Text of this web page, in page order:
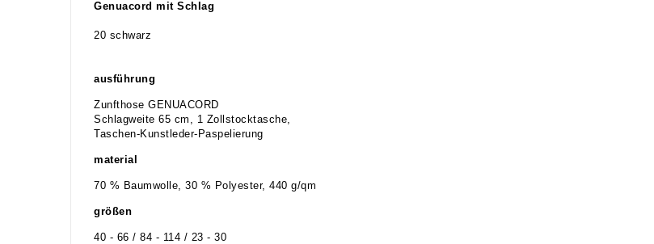
Genuacord mit Schlag
20 schwarz
ausführung
Zunfthose GENUACORD
Schlagweite 65 cm, 1 Zollstocktasche,
Taschen-Kunstleder-Paspelierung
material
70 % Baumwolle, 30 % Polyester, 440 g/qm
größen
40 - 66 / 84 - 114 / 23 - 30